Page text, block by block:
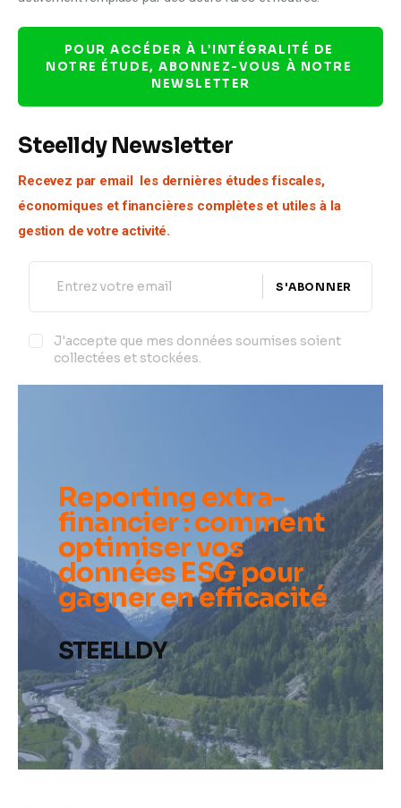
POUR ACCÉDER À L’INTÉGRALITÉ DE
NOTRE ÉTUDE, ABONNEZ-VOUS À NOTRE
NEWSLETTER
Steelldy Newsletter
Recevez par email  les dernières études fiscales,
économiques et financières complètes et utiles à la
gestion de votre activité.
S'ABONNER
J'accepte que mes données soumises soient
collectées et stockées.
Reporting extra-
financier : comment
optimiser vos
données ESG pour
gagner en efficacité
STEELLDY